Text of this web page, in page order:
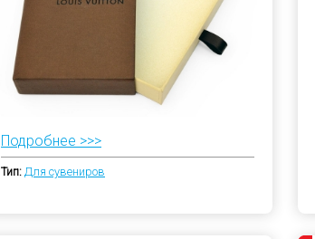
Подробнее >>>
Тип: Для сувениров